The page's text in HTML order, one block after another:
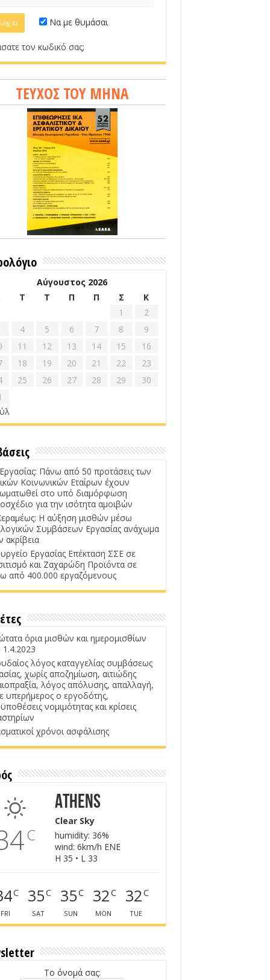
Να με θυμάσαι
τον κωδικό σας;
ΤΕΥΧΟΣ ΤΟΥ ΜΗΝΑ
Αύγουστος 2026
Τ Τ Π Π Σ
Κ
1
2
4 5 6 7 8
9
11 12 13 14 15
16
18 19 20 21 22
23
25 26 27 28 29
30
Πάνω από 50 προτάσεις των
Κοινωνικών Εταίρων έχουν
στο υπό διαμόρφωση
για την ισότητα αμοιβών
Η αύξηση μισθών μέσω
Συμβάσεων Εργασίας ανάχωμα
ακρίβεια
Εργασίας Επέκταση ΣΣΕ σε
και Ζαχαρώδη Προϊόντα σε
από 400.000 εργαζόμενους
όρια μισθών και ημερομισθίων
λόγος καταγγελίας συμβάσεως
χωρίς αποζημίωση, αιτιώδης
λόγος απόλυσης, απαλλαγή,
υπερήμερος ο εργοδότης,
νομιμότητας και κρίσεις
χρόνοι ασφάλισης
C
Athens
Clear Sky
humidity: 36%
wind: 6km/h ENE
H 35 • L 33
C
FRI
35C
SAT
35C
SUN
32C
MON
32C
TUE
Το όνομά σας: